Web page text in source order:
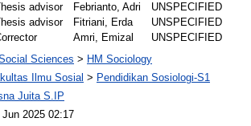
advisor
Febrianto, Adri
UNSPECIFIED
advisor
Fitriani, Erda
UNSPECIFIED
Amri, Emizal
UNSPECIFIED
Sciences > HM Sociology
Ilmu Sosial > Pendidikan Sosiologi-S1
Juita S.IP
Jun 2025 02:17